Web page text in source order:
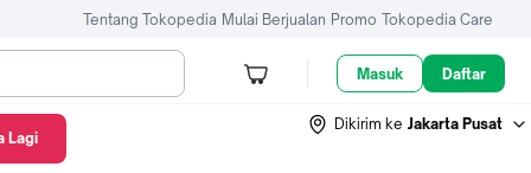
Tentang Tokopedia Mulai Berjualan Promo Tokopedia Care
Masuk Daftar
Dikirim ke Jakarta Pusat
Lagi